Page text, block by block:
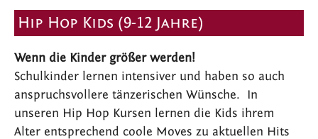
Hip Hop Kids (9-12 Jahre)
Wenn die Kinder größer werden!
Schulkinder lernen intensiver und haben so auch
anspruchsvollere tänzerischen Wünsche. In
unseren Hip Hop Kursen lernen die Kids ihrem
Alter entsprechend coole Moves zu aktuellen Hits